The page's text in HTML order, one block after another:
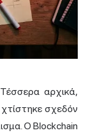
αρχικά,
σχεδόν
Ο Blockchain